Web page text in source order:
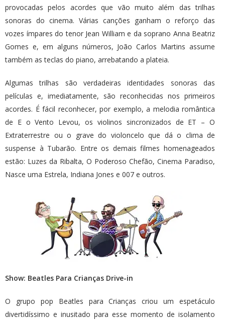
provocadas pelos acordes que vão muito além das trilhas
sonoras do cinema. Várias canções ganham o reforço das
vozes ímpares do tenor Jean William e da soprano Anna Beatriz
Gomes e, em alguns números, João Carlos Martins assume
também as teclas do piano, arrebatando a plateia.
Algumas trilhas são verdadeiras identidades sonoras das
películas e, imediatamente, são reconhecidas nos primeiros
acordes. É fácil reconhecer, por exemplo, a melodia romântica
de E o Vento Levou, os violinos sincronizados de ET – O
Extraterrestre ou o grave do violoncelo que dá o clima de
suspense à Tubarão. Entre os demais filmes homenageados
estão: Luzes da Ribalta, O Poderoso Chefão, Cinema Paradiso,
Nasce uma Estrela, Indiana Jones e 007 e outros.
Show: Beatles Para Crianças Drive-in
O grupo pop Beatles para Crianças criou um espetáculo
divertidíssimo e inusitado para esse momento de isolamento